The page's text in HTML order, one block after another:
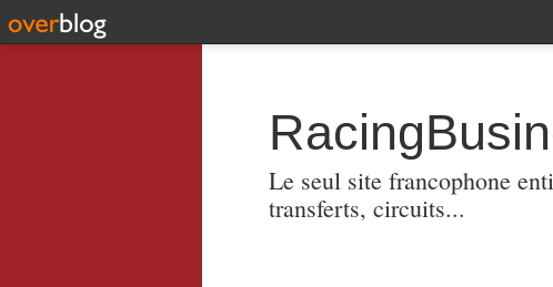
Le seul site francophone
transferts, circuits...